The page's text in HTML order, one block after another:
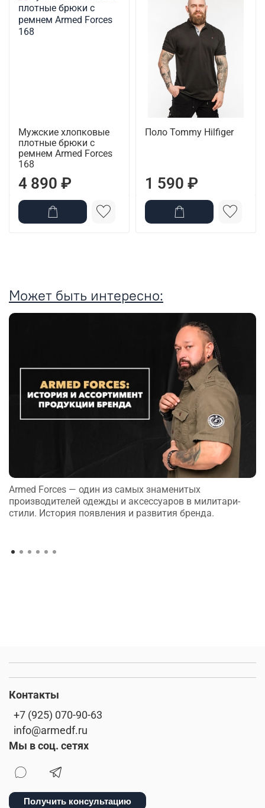
Мужские хлопковые
плотные брюки с
ремнем Armed Forces
168
4 890 ₽
Поло Tommy Hilfiger
1 590 ₽
Может быть интересно:
Armed Forces — один из самых знаменитых
производителей одежды и аксессуаров в милитари-
стили. История появления и развития бренда.
Контакты
+7 (925) 070-90-63
info@armedf.ru
Мы в соц. сетях
Получить консультацию